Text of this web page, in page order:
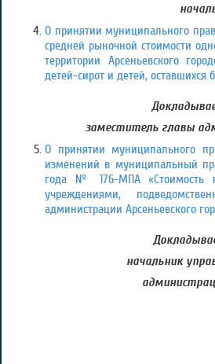
О принятии муниципального
средней рыночной стоимости
территории Арсеньевского
детей-сирот и детей, оставшихся
заместитель главы
О принятии муниципального
изменений в муниципальный
года № 176-МПА «Стоимость
учреждениями,
администрации Арсеньевского
начальник